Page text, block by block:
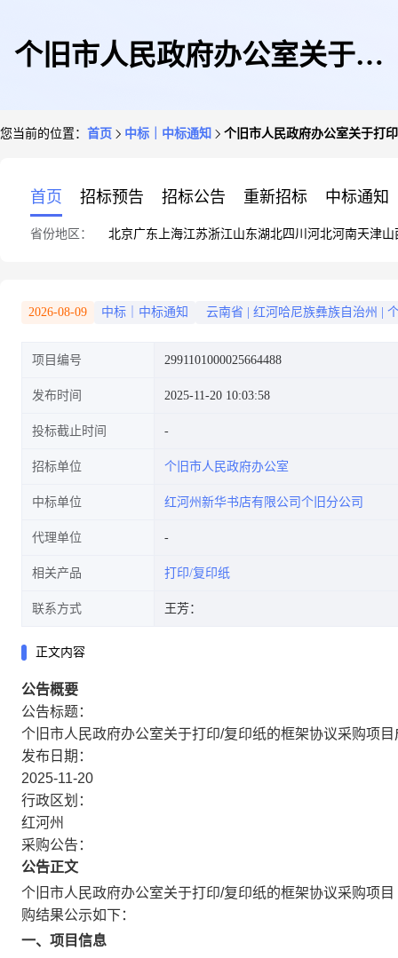
个旧市人民政府办公室关于打
您当前的位置： 首页 中标｜中标通知 个旧市人民政府办公室关于打
首页 招标预告 招标公告 重新招标 中标通知
省份地区： 北京广东 上海江苏浙江山东湖北四川 河北河南天津山
2026-08-09 中标｜中标通知 云南省 红河哈尼族彝族自治州
项目编号 2991101000025664488
发布时间 2025-11-20 10:03:58
投标截止时间
招标单位 个旧市人民政府办公室
中标单位 红河州新华书店有限公司个旧分公司
代理单位
相关产品 打印/复印纸
联系方式 王芳：
正文内容
公告概要
公告标题：
个旧市人民政府办公室关于打印/复印纸的框架协议采购项
发布日期：
2025-11-20
行政区划：
红河州
采购公告：
公告正文
个旧市人民政府办公室关于打印/复印纸的框架协议采购项目
购结果公示如下：
一、项目信息